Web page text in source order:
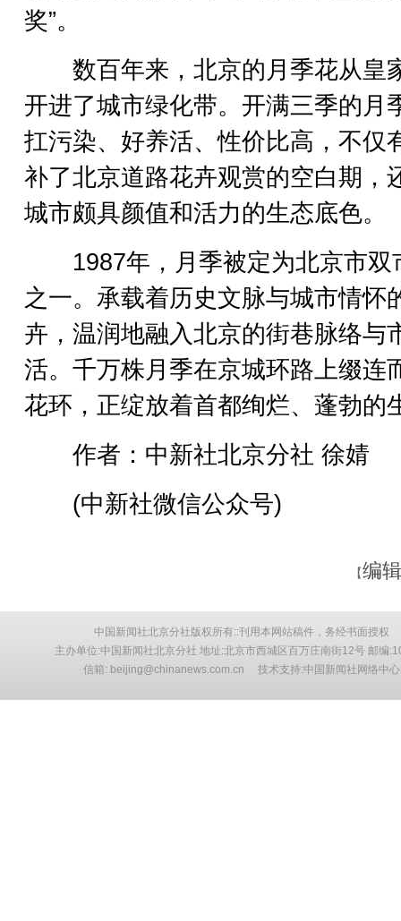
奖”。
数百年来，北京的月季花从皇
开进了城市绿化带。开满三季的月
扛污染、好养活、性价比高，不仅
补了北京道路花卉观赏的空白期，
城市颇具颜值和活力的生态底色。
1987年，月季被定为北京市双
之一。承载着历史文脉与城市情怀
卉，温润地融入北京的街巷脉络与
活。千万株月季在京城环路上缀连
花环，正绽放着首都绚烂、蓬勃的
作者：中新社北京分社 徐婧
(中新社微信公众号)
【编
中国新闻社北京分社版权所有::刊用本网站稿件，务经书面授权
主办单位:中国新闻社北京分社 地址:北京市西城区百万庄南街12号 邮编
信箱: beijing@chinanews.com.cn 技术支持:中国新闻社网络中心